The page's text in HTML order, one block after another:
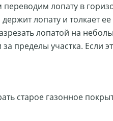
лопату в
лопату и толкает ее
лопатой на
пределы участка. Если